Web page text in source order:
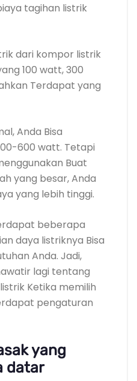
tagihan listrik
dari kompor listrik
100 watt, 300
Terdapat yang
Anda Bisa
600 watt. Tetapi
Buat
yang besar, Anda
yang lebih tinggi.
beberapa
daya listriknya Bisa
Anda. Jadi,
lagi tentang
Ketika memilih
pengaturan
yang
datar